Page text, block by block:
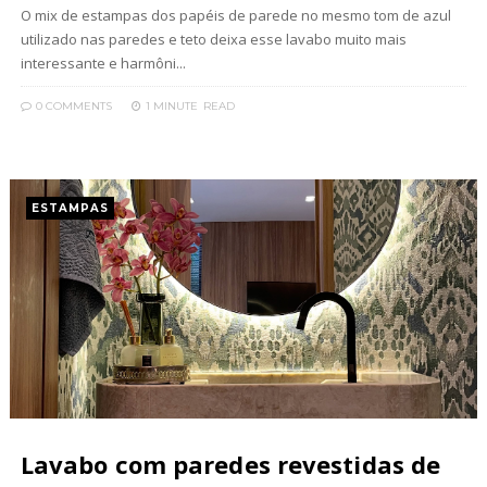
O mix de estampas dos papéis de parede no mesmo tom de azul
utilizado nas paredes e teto deixa esse lavabo muito mais
interessante e harmôni...
0 COMMENTS 1 MINUTE READ
ESTAMPAS
Lavabo com paredes revestidas de